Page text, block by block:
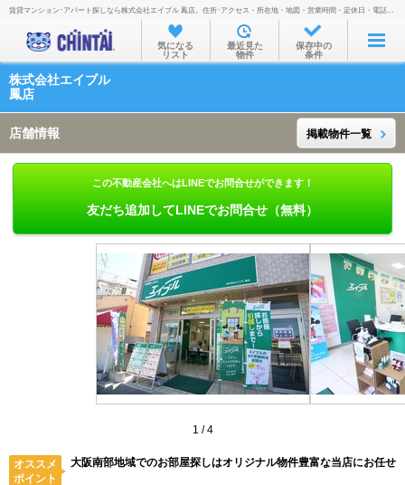
お部屋を探す
沿線・駅から
通勤通学時間から
物件特集から
TOP
賃貸マンション･アパート探しなら株式会社エイブル 鳳店。住所･アクセス・所在地・地図・営業時間・定休日・電話番号などを掲載。
気になる
リスト
最近見た
物件
保存中の
条件
株式会社エイブル
鳳店
店舗情報 掲載物件一覧
この不動産会社へはLINEでお問合せができます！
友だち追加してLINEでお問合せ（無料）
1 /4
オススメ
ポイント
大阪南部地域でのお部屋探しはオリジナル物件豊富な当店にお任せ